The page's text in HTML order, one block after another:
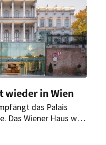
wieder in Wien
das Palais
Das Wiener Haus wird